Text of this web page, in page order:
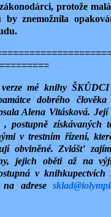
protože
by znemožnila
mé knihy
dobrého
Alena Vitásková. Její
, postupně získávaných
v trestním řízení,
obviněné. Zvlášť
jejich oběti až na
v knihkupectvích
na adrese